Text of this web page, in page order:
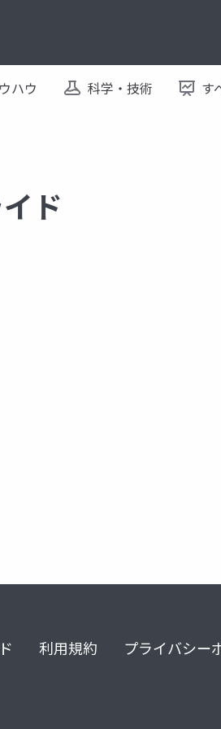
ハウ 科学・技術 す
ド
利用規約 プライバシー